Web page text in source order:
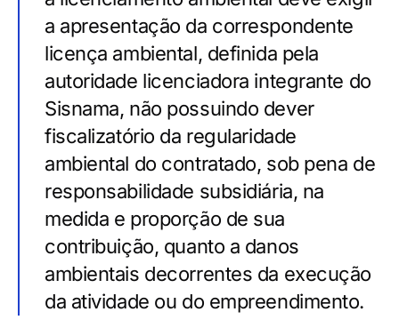
a apresentação da correspondente
licença ambiental, definida pela
autoridade licenciadora integrante do
Sisnama, não possuindo dever
fiscalizatório da regularidade
ambiental do contratado, sob pena de
responsabilidade subsidiária, na
medida e proporção de sua
contribuição, quanto a danos
ambientais decorrentes da execução
da atividade ou do empreendimento.